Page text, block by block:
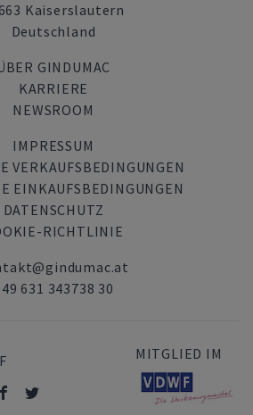
Kaiserslautern
Deutschland
GINDUMAC
KARRIERE
NEWSROOM
IMPRESSUM
VERKAUFSBEDINGUNGEN
EINKAUFSBEDINGUNGEN
DATENSCHUTZ
RICHTLINIE
631 343738 30
MITGLIED IM